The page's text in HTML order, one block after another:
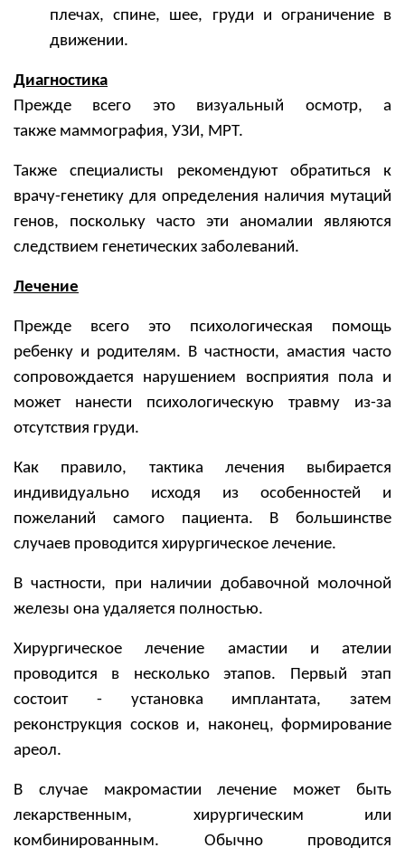
плечах, спине, шее, груди и ограничение в
движении.
Диагностика
Прежде всего это визуальный осмотр, а
также маммография, УЗИ, МРТ.
Также специалисты рекомендуют обратиться к
врачу-генетику для определения наличия мутаций
генов, поскольку часто эти аномалии являются
следствием генетических заболеваний.
Лечение
Прежде всего это психологическая помощь
ребенку и родителям. В частности, амастия часто
сопровождается нарушением восприятия пола и
может нанести психологическую травму из-за
отсутствия груди.
Как правило, тактика лечения выбирается
индивидуально исходя из особенностей и
пожеланий самого пациента. В большинстве
случаев проводится хирургическое лечение.
В частности, при наличии добавочной молочной
железы она удаляется полностью.
Хирургическое лечение амастии и ателии
проводится в несколько этапов. Первый этап
состоит - установка имплантата, затем
реконструкция сосков и, наконец, формирование
ареол.
В случае макромастии лечение может быть
лекарственным, хирургическим или
комбинированным. Обычно проводится